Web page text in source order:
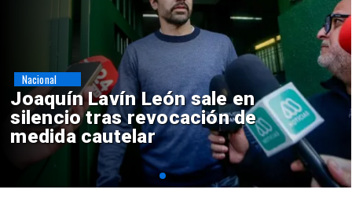
Chile y Venezuela formalizan
reinicio de relaciones
consulares
Nacional